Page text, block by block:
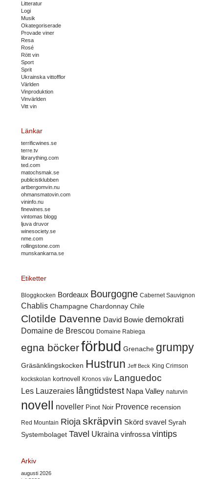
Litteratur
Logi
Musik
Okategoriserade
Provade viner
Resa
Rosé
Rött vin
Sport
Sprit
Ukrainska vittofflor
Världen
Vinproduktion
Vinvärlden
Vitt vin
Länkar
terrificwines.se
terre.tv
librarything.com
ted.com
matochsmak.se
publicistklubben
artbergomvin.nu
ohmansmatovin.com
vininfo.nu
finewines.se
vintomas blogg
ljuva druvor
winesociety.se
nme.com
rollingstone.com
munskankarna.se
Etiketter
Bloggkocken Bordeaux Bourgogne Cabernet Sauvignon
Chablis Champagne Chardonnay Chile
Clotilde Davenne David Bowie demokrati
Domaine de Brescou Domaine Rabiega
egna böckerförbud Grenache grumpy
Gräsänklingskocken Hustrun Jeff Beck King Crimson
kockskolan kortnovell Kronos väv Languedoc
Les Lauzeraies långtidstest Napa Valley naturvin
novell noveller Pinot Noir Provence recension
Red Mountain Rioja skräpvin Skörd svavel Syrah
Systembolaget Tavel Ukraina vinfrossa vintips
Arkiv
augusti 2026